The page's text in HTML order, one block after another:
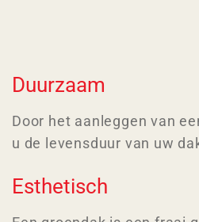
Duurzaam
Door het aanleggen van
u de levensduur van uw
Esthetisch